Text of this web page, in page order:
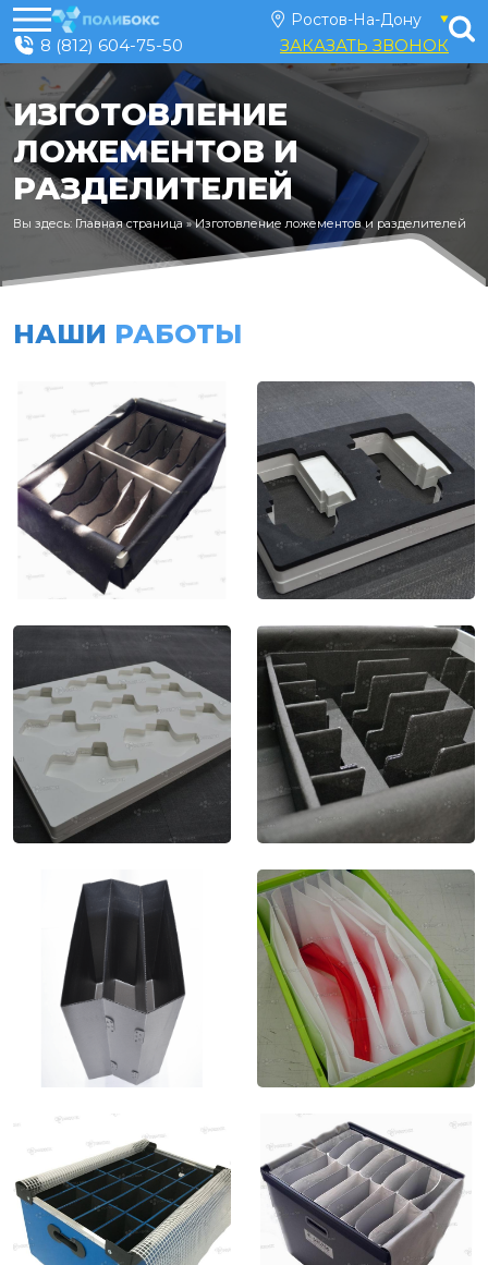
8 (812) 604-75-50 ЗАКАЗАТЬ ЗВОНОК
ИЗГОТОВЛЕНИЕ
ЛОЖЕМЕНТОВ И
РАЗДЕЛИТЕЛЕЙ
Вы здесь: Главная страница»Изготовление ложементов и разделителей
НАШИ РАБОТЫ